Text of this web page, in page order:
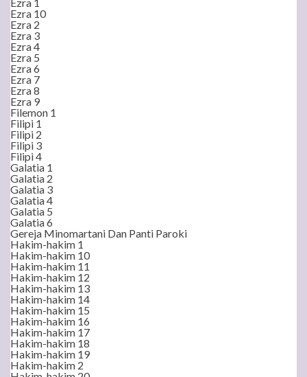
Ezra 10
Ezra 2
Ezra 3
Ezra 4
Ezra 5
Ezra 6
Ezra 7
Ezra 8
Ezra 9
Filemon 1
Filipi 1
Filipi 2
Filipi 3
Filipi 4
Galatia 1
Galatia 2
Galatia 3
Galatia 4
Galatia 5
Galatia 6
Gereja Minomartani Dan Panti Paroki
Hakim-hakim 1
Hakim-hakim 10
Hakim-hakim 11
Hakim-hakim 12
Hakim-hakim 13
Hakim-hakim 14
Hakim-hakim 15
Hakim-hakim 16
Hakim-hakim 17
Hakim-hakim 18
Hakim-hakim 19
Hakim-hakim 2